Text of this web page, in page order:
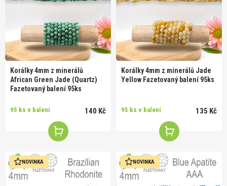
Korálky 4mm z minerálů
African Green Jade (Quartz)
Fazetovaný balení 95ks
95 ks v balení 140 Kč
Korálky 4mm z minerálů Jade
Yellow Fazetovaný balení 95ks
95 ks v balení 135 Kč
NOVINKA NOVINKA